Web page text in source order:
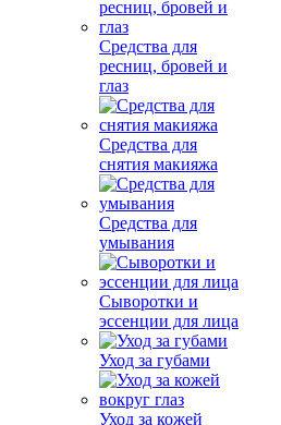
Средства для
ресниц, бровей и
глаз
Средства для
снятия макияжа
Средства для
умывания
Сыворотки и
эссенции для лица
Уход за губами
Уход за кожей